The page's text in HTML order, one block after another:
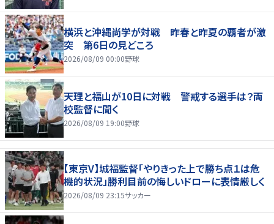
横浜と沖縄尚学が対戦 昨春と昨夏の覇者が激
突 第6日の見どころ
2026/08/09 00:00野球
天理と福山が10日に対戦 警戒する選手は？両
校監督に聞く
2026/08/09 19:00野球
【東京V】城福監督「やりきった上で勝ち点１は危
機的状況」勝利目前の悔しいドローに表情厳しく
2026/08/09 23:15サッカー